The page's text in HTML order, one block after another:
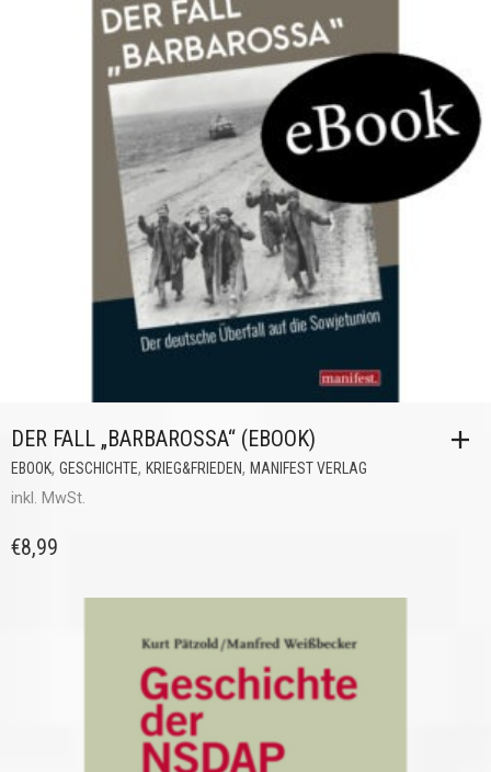
DER FALL „BARBAROSSA“ (EBOOK)
EBOOK, GESCHICHTE, KRIEG&FRIEDEN, MANIFEST VERLAG
inkl. MwSt.
€8,99